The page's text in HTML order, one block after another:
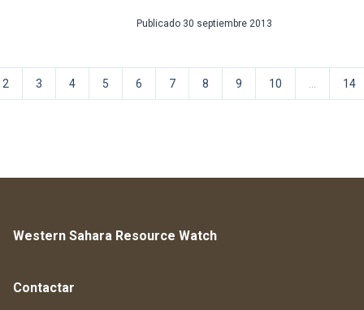
Publicado 30 septiembre 2013
2 3 4 5 6 7 8 9 10 14
Western Sahara Resource Watch
Contactar